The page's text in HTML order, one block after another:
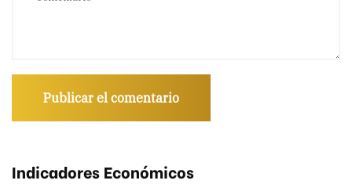
Indicadores Económicos